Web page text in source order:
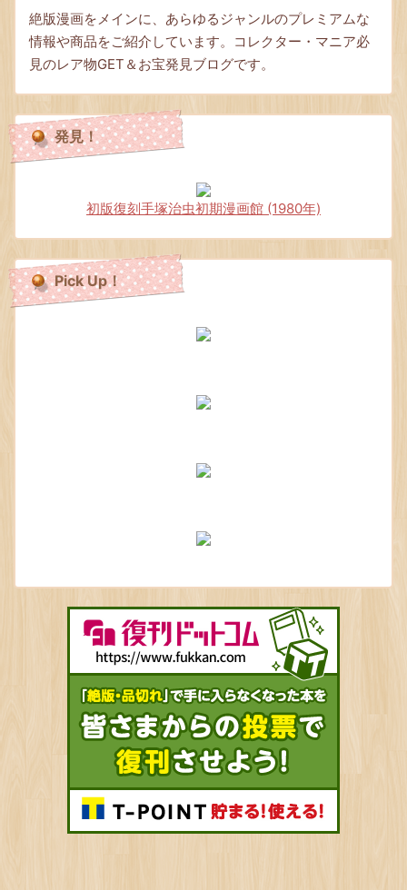
絶版漫画をメインに、あらゆるジャンルのプレミアムな
情報や商品をご紹介しています。コレクター・マニア必
見のレア物GET＆お宝発見ブログです。
発見！
初版復刻手塚治虫初期漫画館 (1980年)
Pick Up！